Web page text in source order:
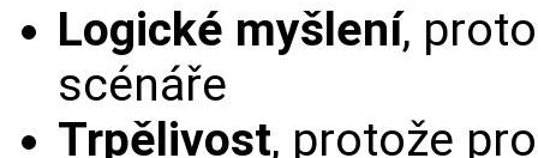
Logické myšlení,
scénáře
Trpělivost, protože